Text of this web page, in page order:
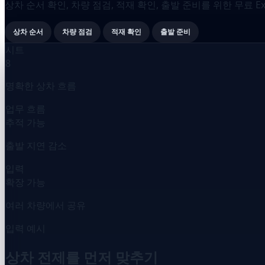
상차 순서 확인, 차량 점검, 적재 확인, 출발 준비를 위한 무료
상차 순서 차량 점검 적재 확인 출발 준비
시트
8
명확한 상차 흐름
업무 흐름
추적 가능
출발 지연 감소
입력
확장 가능
여러 차량에서 공유
입력 예시
상차 전제를 먼저 맞추기